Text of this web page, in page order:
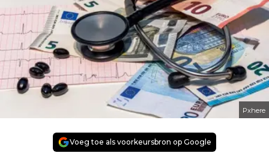
Pxhere
Voeg toe als voorkeursbron op Google